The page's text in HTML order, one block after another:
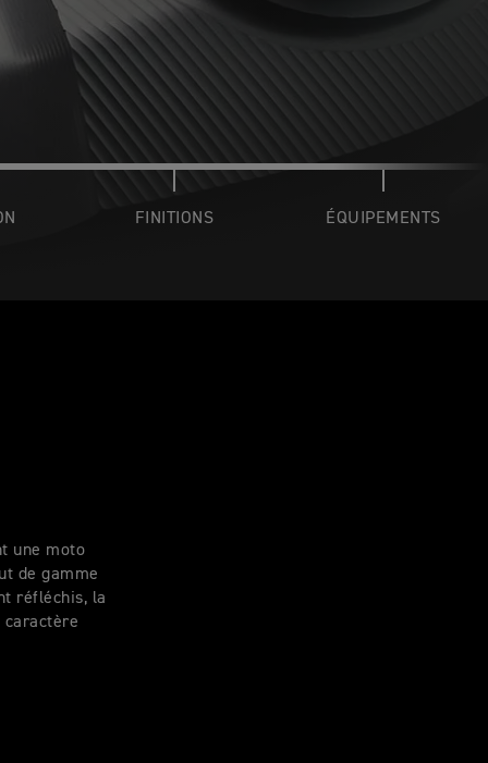
FINITIONS ÉQUIPEMENTS
une moto
de gamme
réfléchis, la
caractère